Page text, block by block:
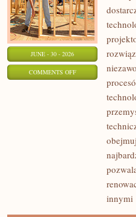
JUNE - 30 - 2026
COMMENTS OFFON
CIEKAWOSTKI
innymi